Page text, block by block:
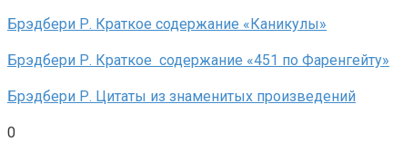
Брэдбери Р. Краткое содержание «Каникулы»
Брэдбери Р. Краткое содержание «451 по Фаренгейту»
Брэдбери Р. Цитаты из знаменитых произведений
0